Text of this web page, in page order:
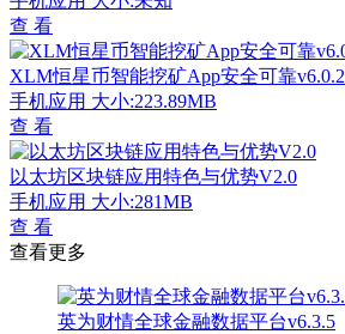
查 看
XLM恒星币智能挖矿App安全可靠v6.0.2
手机应用 大小:223.89MB
查 看
以太坊区块链应用特色与优势V2.0
手机应用 大小:281MB
查 看
查看更多
英为财情全球金融数据平台v6.3.5